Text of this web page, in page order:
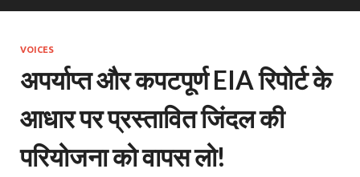
VOICES
अपर्याप्त और कपटपूर्ण EIA रिपोर्ट के
आधार पर प्रस्तावित जिंदल की
परियोजना को वापस लो!